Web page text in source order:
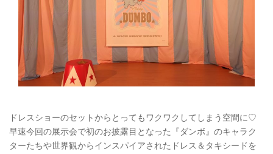
ドレスショーのセットからとってもワクワクしてしまう空間に♡
早速今回の展示会で初のお披露目となった『ダンボ』のキャラク
ターたちや世界観からインスパイアされたドレス＆タキシードを